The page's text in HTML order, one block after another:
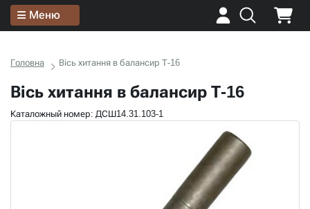
Меню
Головна Вісь хитання в балансир Т-16
Вісь хитання в балансир Т-16
Каталожный номер: ДСШ14.31.103-1